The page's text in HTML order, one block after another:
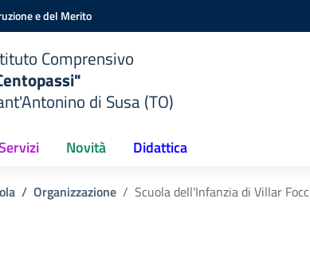
e del Merito
Comprensivo
di Susa (TO)
Novità Didattica
Organizzazione Scuola dell'Infanzia di Villar